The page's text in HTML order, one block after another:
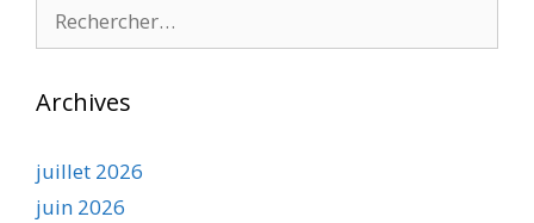
Archives
juillet 2026
juin 2026